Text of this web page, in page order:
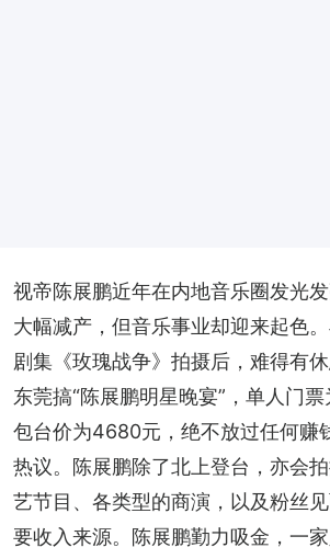
视帝陈展鹏近年在内地音乐圈发光
大幅减产，但音乐事业却迎来起色
剧集《玫瑰战争》拍摄后，难得有
东莞搞“陈展鹏明星晚宴”，单人门
包台价为4680元，绝不放过任何赚
热议。陈展鹏除了北上登台，亦会
艺节目、各类型的商演，以及粉丝
要收入来源。陈展鹏勤力吸金，一